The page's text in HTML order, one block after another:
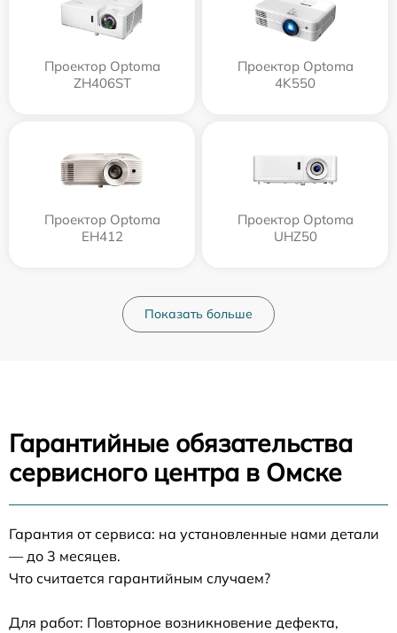
Проектор Optoma
ZH406ST
Проектор Optoma
4K550
Проектор Optoma
EH412
Проектор Optoma
UHZ50
Показать больше
Гарантийные обязательства
сервисного центра в Омске
Гарантия от сервиса: на установленные нами детали
— до 3 месяцев.
Что считается гарантийным случаем?
Для работ: Повторное возникновение дефекта,